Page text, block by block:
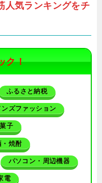
人気ランキングをチ
ク！
ふるさと納税
ンズファッション
子
・焼酎
パソコン・周辺機器
電